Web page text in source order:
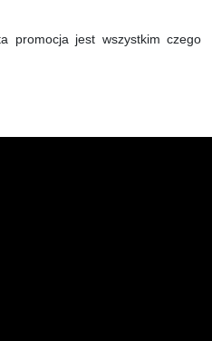
promocja jest wszystkim czego